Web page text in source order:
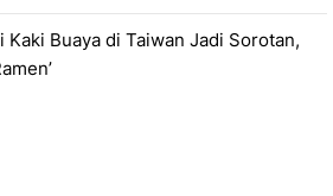
Kaki Buaya di Taiwan Jadi Sorotan,